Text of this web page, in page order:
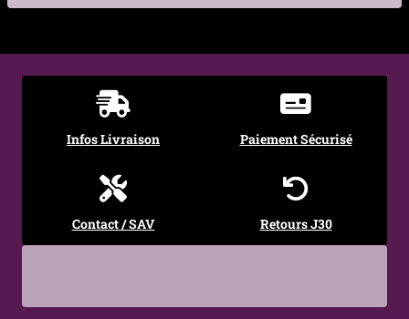
Intemporel
Occasions Quotidien, Soirée, Cadeau
Entretien
Nettoyage doux (eau tiède
bien sécher avant repose.
cicatrisation et bijoux adaptés.
Infos Livraison Paiement Sécurisé
Contact / SAV Retours J30